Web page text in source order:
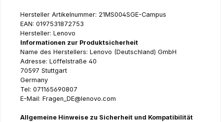
Hersteller Artikelnummer: 21MS004SGE-Campus
EAN: 0197531872753
Hersteller: Lenovo
Informationen zur Produktsicherheit
Name des Herstellers: Lenovo (Deutschland) GmbH
Adresse: Löffelstraße 40
70597 Stuttgart
Germany
Tel: 071165690807
E-Mail: Fragen_DE@lenovo.com
Allgemeine Hinweise zu Sicherheit und Kompatibilität